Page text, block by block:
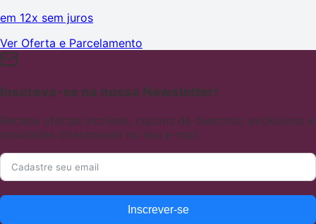
em 12x sem juros
Ver Oferta e Parcelamento
Inscreva-se na nossa Newsletter!
Receba ofertas incríveis, cupons de desconto exclusivos e
novidades diretamente no seu e-mail.
Inscrever-se